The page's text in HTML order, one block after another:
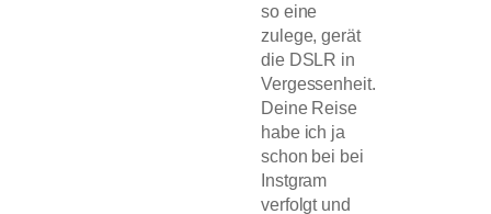
so eine
zulege, gerät
die DSLR in
Vergessenheit.
Deine Reise
habe ich ja
schon bei bei
Instgram
verfolgt und